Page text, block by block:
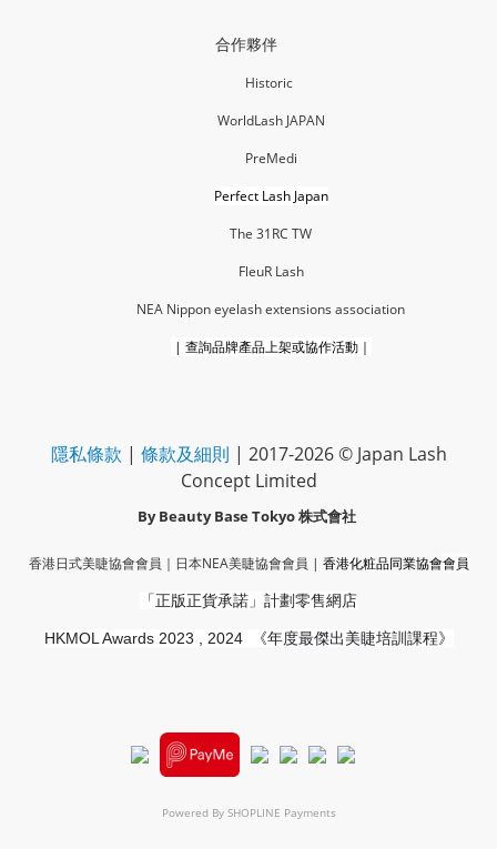
合作夥伴
Historic
WorldLash JAPAN
PreMedi
Perfect Lash Japan
The 31RC TW
FleuR Lash
NEA Nippon eyelash extensions association
| 查詢品牌產品上架或協作活動｜
隱私條款 | 條款及細則 | 2017-2026 © Japan Lash
Concept Limited
By Beauty Base Tokyo株式會社
香港日式美睫協會會員｜ 日本NEA美睫協會會員 | 香港化粧品同業協會會員
「正版正貨承諾」 計劃零售網店
HKMOL Awards 2023 , 2024 《年度最傑出美睫培訓課程》
Powered By SHOPLINE Payments